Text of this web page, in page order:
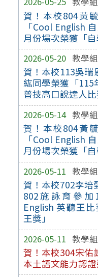
賀！本校804黃
「Cool English
月份場次榮獲「自
2026-05-20 教學組
賀！本校113吳瑞
紘同學榮獲「115
普技高口說達人
2026-05-14 教學組
賀！本校804黃
「Cool English
月份場次榮獲「自
2026-05-11 教學組
賀！本校702李培
802施詠育參加
English 英聽王
王獎」
2026-05-11 教學組
賀！本校304宋佑
本土語文能力認證